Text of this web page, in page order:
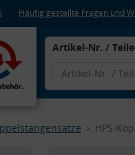
Häufig gestellte Fragen und
Artikel-Nr. /
HPS-